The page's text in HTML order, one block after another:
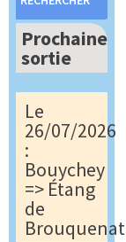
Prochaine
sortie
Le
26/07/2026
:
Bouychey
=> Étang
de
Brouquenat